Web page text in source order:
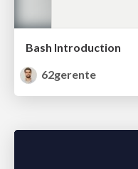
Bash Introduction
62gerente